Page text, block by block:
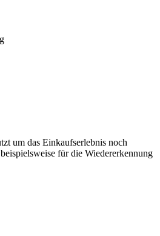
um das Einkaufserlebnis noch
für die Wiedererkennung